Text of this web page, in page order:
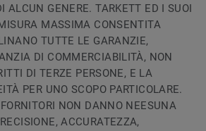
ALCUN GENERE. TARKETT ED I SUOI
MASSIMA CONSENTITA
TUTTE LE GARANZIE,
DI COMMERCIABILITÀ, NON
DI TERZE PERSONE, E LA
PER UNO SCOPO PARTICOLARE.
NON DANNO NEESUNA
ACCURATEZZA,